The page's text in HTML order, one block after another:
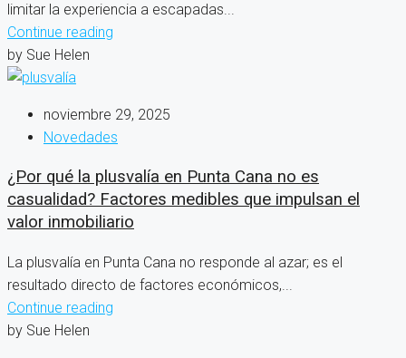
limitar la experiencia a escapadas...
Continue reading
by Sue Helen
noviembre 29, 2025
Novedades
¿Por qué la plusvalía en Punta Cana no es
casualidad? Factores medibles que impulsan el
valor inmobiliario
La plusvalía en Punta Cana no responde al azar; es el
resultado directo de factores económicos,...
Continue reading
by Sue Helen